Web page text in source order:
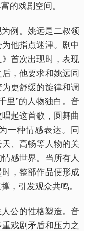
的戏剧空间。
例。姚远是二叔领
他指点迷津。剧中
首次出现时，表现
，他要求和姚远同
更舒缓的旋律和调
里”的人物独白。音
起这首歌，圆舞曲
一种情感表达。同
、高畅等人物的关
感世界。当所有人
，整部作品便形成
，引发观众共鸣。
公的性格塑造。音
戏剧矛盾和压力之